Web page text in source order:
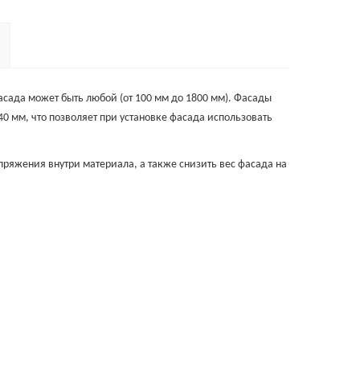
может быть любой (от 100 мм до 1800 мм). Фасады
мм, что позволяет при установке фасада использовать
внутри материала, а также снизить вес фасада на